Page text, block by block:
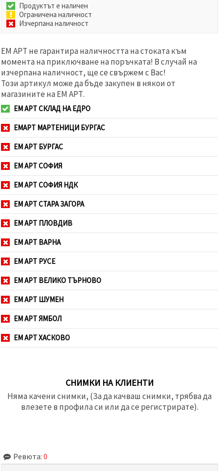
Продуктът е наличен
Ограничена наличност
Изчерпана наличност
ЕМ АРТ не гарантира наличността на стоката към
момента на приключване на поръчката! В случай на
изчерпана наличност, ще се свържем с Вас!
Този артикул може да бъде закупен в някои от
магазините на ЕМ АРТ.
ЕМ АРТ СКЛАД НА ЕДРО
ЕМАРТ МАРТЕНИЦИ БУРГАС
ЕМ АРТ БУРГАС
ЕМ АРТ СОФИЯ
ЕМ АРТ СОФИЯ НДК
ЕМ АРТ СТАРА ЗАГОРА
ЕМ АРТ ПЛОВДИВ
ЕМ АРТ ВАРНА
ЕМ АРТ РУСЕ
ЕМ АРТ ВЕЛИКО ТЪРНОВО
ЕМ АРТ ШУМЕН
ЕМ АРТ ЯМБОЛ
ЕМ АРТ ХАСКОВО
СНИМКИ НА КЛИЕНТИ
Няма качени снимки, (За да качваш снимки, трябва да
влезете в профила си или да се регистрирате).
Ревюта: 0